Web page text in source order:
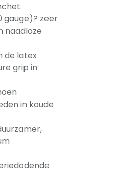
gauge)? zeer
naadloze
de latex
grip in
in koude